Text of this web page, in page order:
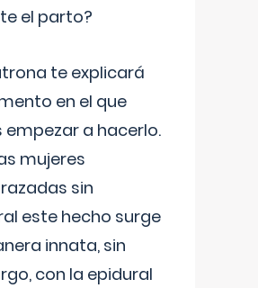
el parto?
te explicará
en el que
empezar a hacerlo.
mujeres
sin
este hecho surge
innata, sin
con la epidural